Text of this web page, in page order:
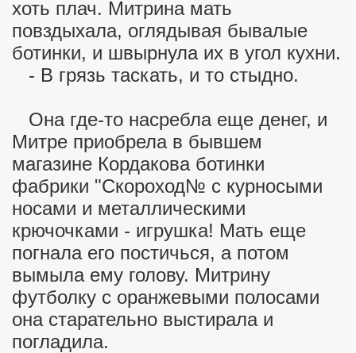
хоть плач. Митрина мать
повздыхала, оглядывая бывалые
ботинки, и швырнула их в угол кухни.
- В грязь таскать, и то стыдно.
Она где-то насребла еще денег, и
Митре приобрела в бывшем
магазине Кордакова ботинки
фабрики "Скороход№ с курносыми
носами и металлическими
крючочками - игрушка! Мать еще
погнала его постичься, а потом
вымыла ему голову. Митрину
футболку с оранжевыми полосами
она старательно выстирала и
погладила.